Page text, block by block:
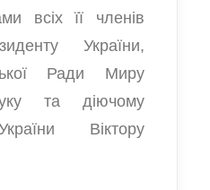
всіх її членів
України,
Ради Миру
та діючому
Віктору